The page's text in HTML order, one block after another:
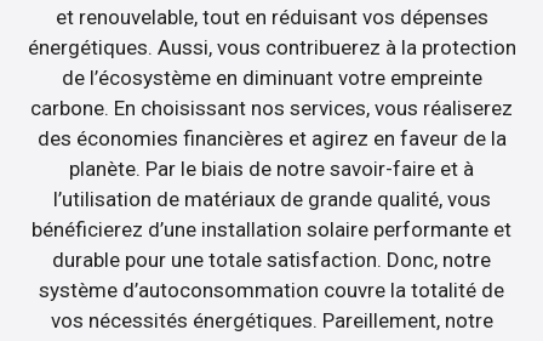
et renouvelable, tout en réduisant vos dépenses
énergétiques. Aussi, vous contribuerez à la protection
de l’écosystème en diminuant votre empreinte
carbone. En choisissant nos services, vous réaliserez
des économies financières et agirez en faveur de la
planète. Par le biais de notre savoir-faire et à
l’utilisation de matériaux de grande qualité, vous
bénéficierez d’une installation solaire performante et
durable pour une totale satisfaction. Donc, notre
système d’autoconsommation couvre la totalité de
vos nécessités énergétiques. Pareillement, notre